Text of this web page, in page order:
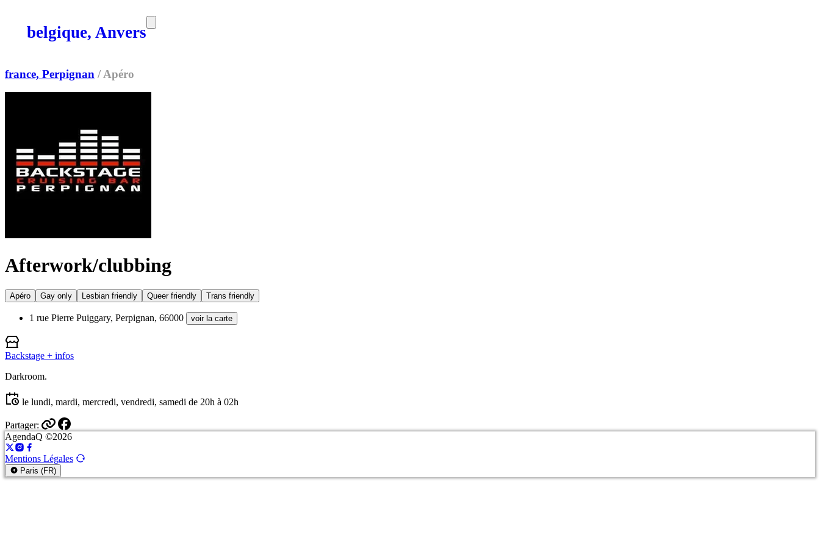
belgique, Anvers
france, Perpignan / Apéro
Afterwork/clubbing
Apéro Gay only Lesbian friendly Queer friendly Trans friendly
1 rue Pierre Puiggary, Perpignan, 66000 voir la carte
Backstage + infos
Darkroom.
le lundi, mardi, mercredi, vendredi, samedi de 20h à 02h
Partager:
AgendaQ ©2026
Mentions Légales
Paris (FR)